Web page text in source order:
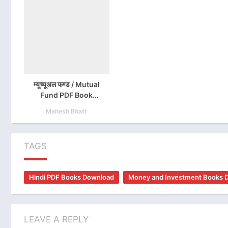
म्यूच्यूअल फण्ड / Mutual
Fund PDF Book
Mahesh Bhatt
TAGS
Hindi PDF Books Download Money and Investment Books
LEAVE A REPLY